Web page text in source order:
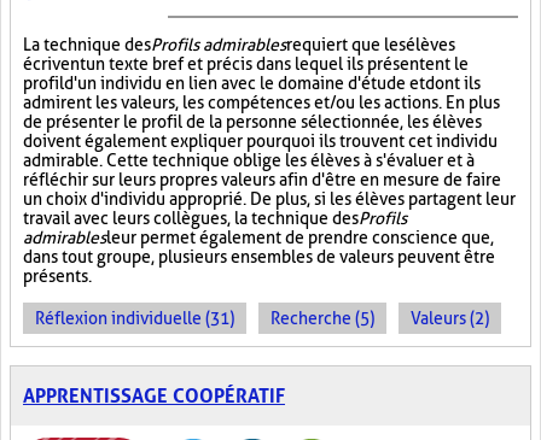
La technique desProfils admirablesrequiert que les élèves
écrivent un texte bref et précis dans lequel ils présentent le
profil d'un individu en lien avec le domaine d'étude et dont ils
admirent les valeurs, les compétences et/ou les actions. En plus
de présenter le profil de la personne sélectionnée, les élèves
doivent également expliquer pourquoi ils trouvent cet individu
admirable. Cette technique oblige les élèves à s'évaluer et à
réfléchir sur leurs propres valeurs afin d'être en mesure de faire
un choix d'individu approprié. De plus, si les élèves partagent leur
travail avec leurs collègues, la technique desProfils
admirablesleur permet également de prendre conscience que,
dans tout groupe, plusieurs ensembles de valeurs peuvent être
présents.
Réflexion individuelle (31) Recherche (5) Valeurs (2)
APPRENTISSAGE COOPÉRATIF